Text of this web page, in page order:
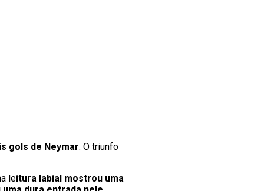
gols de Neymar. O triunfo
leitura labial mostrou uma